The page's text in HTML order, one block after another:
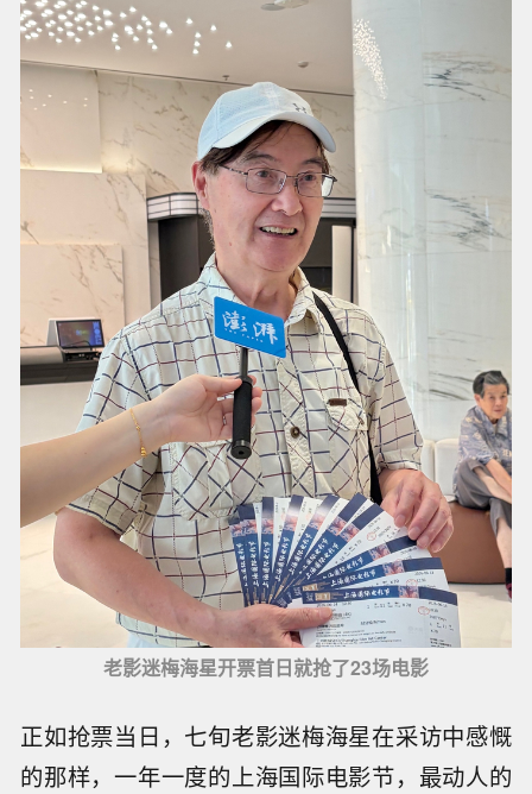
老影迷梅海星开票首日就抢了23场电影
正如抢票当日，七旬老影迷梅海星在采访中感慨
的那样，一年一度的上海国际电影节，最动人的